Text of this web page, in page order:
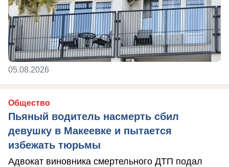
05.08.2026
Общество
Пьяный водитель насмерть сбил
девушку в Макеевке и пытается
избежать тюрьмы
Адвокат виновника смертельного ДТП подал